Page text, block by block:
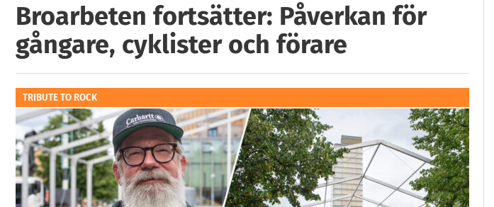
Broarbeten fortsätter: Påverkan för
gångare, cyklister och förare
TRIBUTE TO ROCK